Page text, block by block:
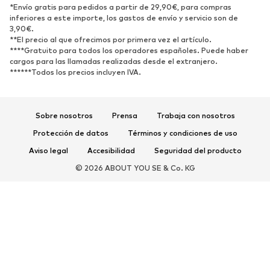
ZAPATOS
Nuevo
Zapatillas de deporte
Botines
Zapatos de tacón y plataforma Botas
Zapatillas de casa
Exclusivo
*Envío gratis para pedidos a partir de 29,90€, para compras
inferiores a este importe, los gastos de envío y servicio son de
3,90€.
**El precio al que ofrecimos por primera vez el artículo.
****Gratuito para todos los operadores españoles. Puede haber
cargos para las llamadas realizadas desde el extranjero.
******Todos los precios incluyen IVA.
Sobre nosotros Prensa
Trabaja con nosotros
Protección de datos
Términos y condiciones de uso
Aviso legal
Accesibilidad
Seguridad del producto
© 2026 ABOUT YOU SE & Co. KG